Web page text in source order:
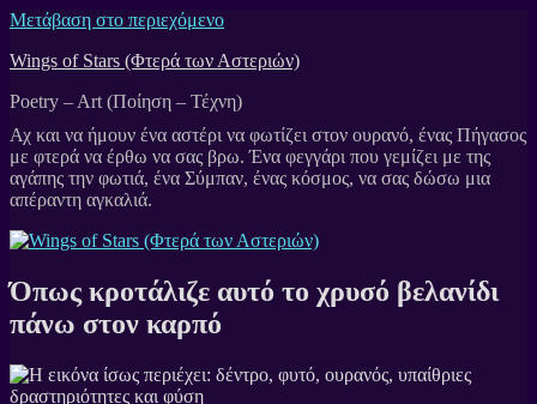
Μετάβαση στο περιεχόμενο
Wings of Stars (Φτερά των Αστεριών)
Poetry – Art (Ποίηση – Τέχνη)
Όπως κροτάλιζε αυτό το χρυσό βελανίδι
πάνω στον καρπό